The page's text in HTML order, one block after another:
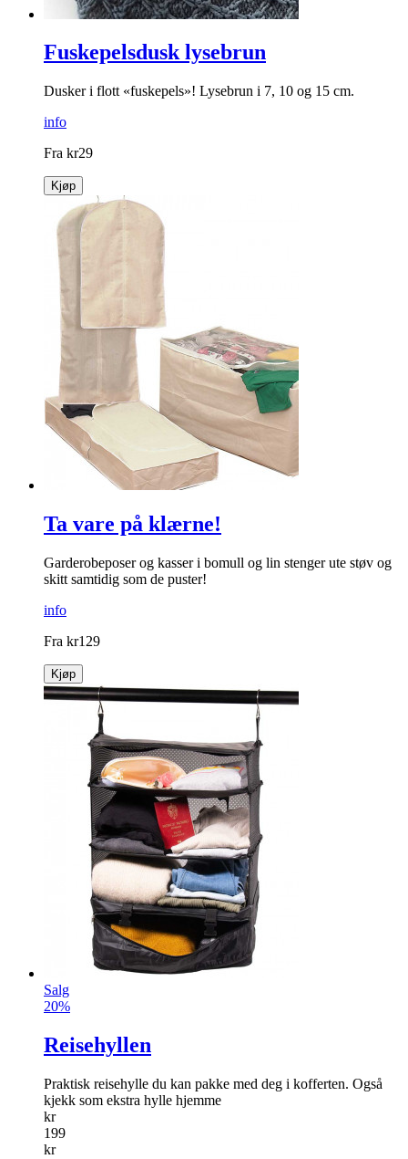
Fuskepelsdusk lysebrun
Dusker i flott «fuskepels»! Lysebrun i 7, 10 og 15 cm.
info
Fra kr29
Kjøp
Ta vare på klærne!
Garderobeposer og kasser i bomull og lin stenger ute støv og
skitt samtidig som de puster!
info
Fra kr129
Kjøp
Salg
20%
Reisehyllen
Praktisk reisehylle du kan pakke med deg i kofferten. Også
kjekk som ekstra hylle hjemme
kr
199
kr